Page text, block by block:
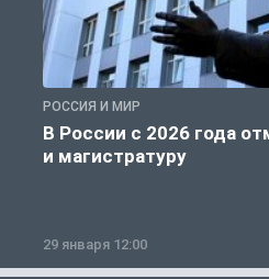
РОССИЯ И МИР
В России с 2026 года
и магистратуру
29 января 12:00